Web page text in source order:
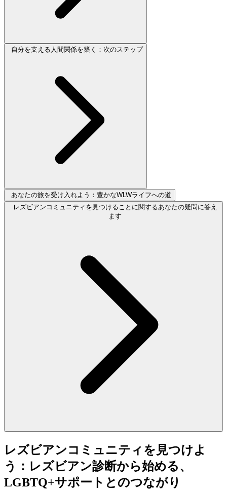
自分を支える人間関係を築く：次のステップ
あなたの旅を受け入れよう：豊かなWLWライフへの道
レズビアンコミュニティを見つけることに関するあなたの疑問に答え
ます
レズビアンコミュニティを見つけよ
う：レズビアン診断から始める、
LGBTQ+サポートとのつながり